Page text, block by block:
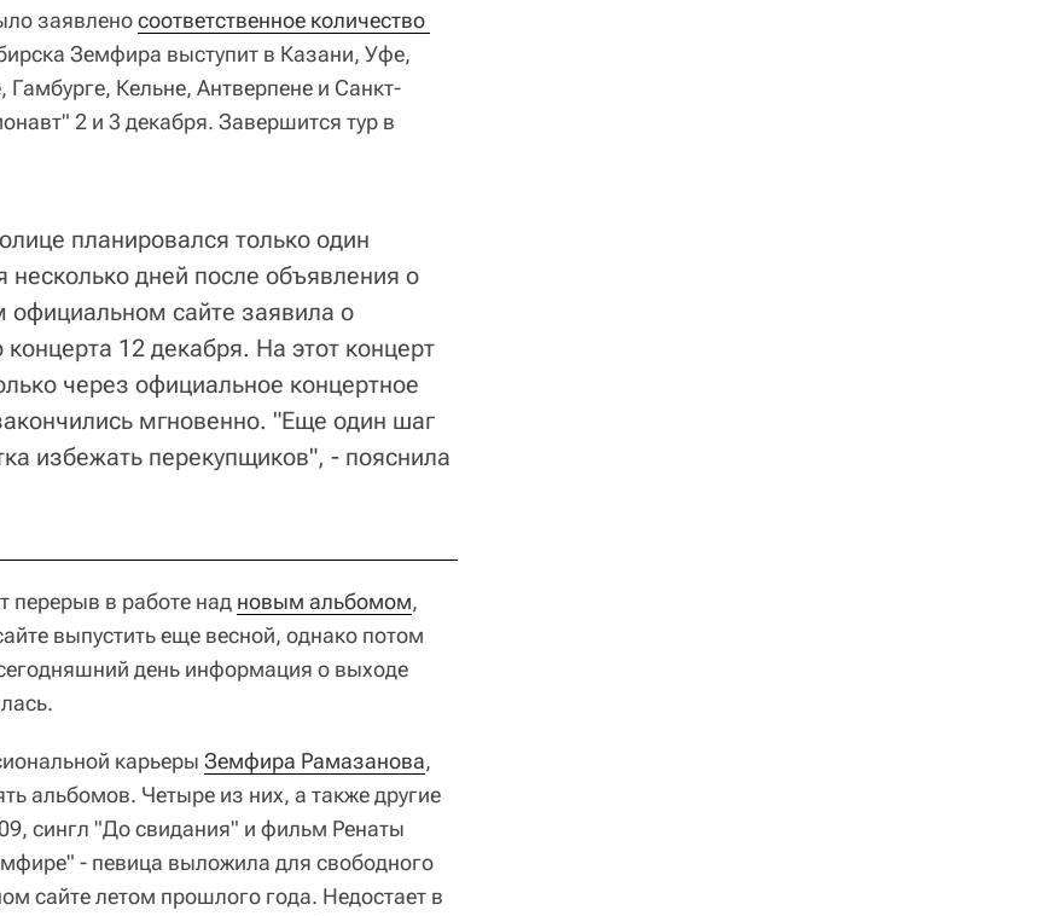
заявленосоответственное количество
Земфира выступит в Казани, Уфе,
Кельне, Антверпене и Санкт-
2 и 3 декабря. Завершится тур в
планировался только один
несколько дней после объявления о
официальном сайте заявила о
12 декабря. На этот концерт
через официальное концертное
мгновенно. "Еще один шаг
избежать перекупщиков", - пояснила
перерыв в работе над новым альбомом,
выпустить еще весной, однако потом
день информация о выходе
карьеры Земфира Рамазанова,
альбомов. Четыре из них, а также другие
сингл "До свидания" и фильм Ренаты
- певица выложила для свободного
сайте летом прошлого года. Недостает в